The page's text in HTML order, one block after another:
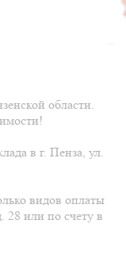
области.
в г. Пенза, ул.
видов оплаты
28 или по счету в